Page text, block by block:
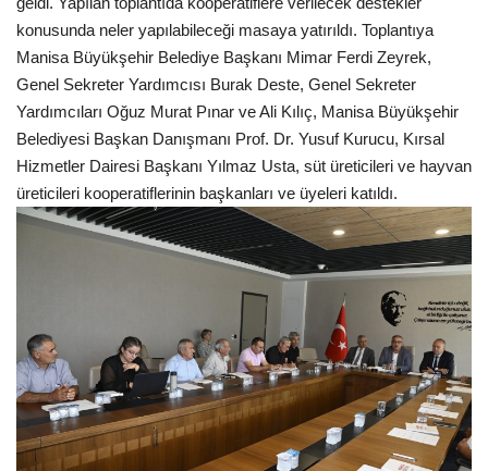
konusunda neler yapılabileceği masaya yatırıldı. Toplantıya
Manisa Büyükşehir Belediye Başkanı Mimar Ferdi Zeyrek,
Genel Sekreter Yardımcısı Burak Deste, Genel Sekreter
Yardımcıları Oğuz Murat Pınar ve Ali Kılıç, Manisa Büyükşehir
Belediyesi Başkan Danışmanı Prof. Dr. Yusuf Kurucu, Kırsal
Hizmetler Dairesi Başkanı Yılmaz Usta, süt üreticileri ve hayvan
üreticileri kooperatiflerinin başkanları ve üyeleri katıldı.